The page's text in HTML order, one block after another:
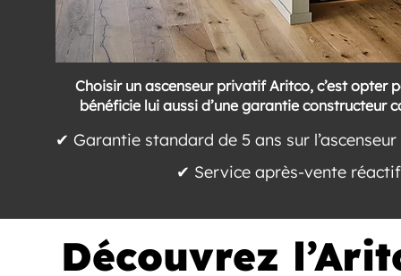
Choisir un ascenseur privatif Aritco, c’est opter
bénéficie lui aussi d’une garantie constructeur
✔ Garantie standard de 5 ans sur l’ascenseur
✔ Service après-vente
Découvrez